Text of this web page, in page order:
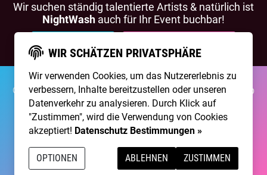
Wir suchen ständig talentierte Artists & natürlich ist
NightWash auch für Ihr Event buchbar!
©2026 Brainpool LiveÜber UnsKontaktMembership
ImpressumDatenschutz
Erstellt mit von300 Design
Betrieben mit Care CMSand grüner IT
DSGVO / EPVO geprüft - mehr Info »
WIR SCHÄTZEN PRIVATSPHÄRE
Wir verwenden Cookies, um das Nutzererlebnis zu
verbessern, Inhalte bereitzustellen oder unseren
Datenverkehr zu analysieren. Durch Klick auf
"Zustimmen", wird die Verwendung von Cookies
akzeptiert! Datenschutz Bestimmungen »
OPTIONEN ABLEHNEN ZUSTIMMEN